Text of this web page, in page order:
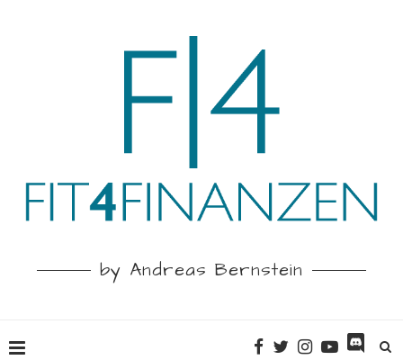
by Andreas Bernstein